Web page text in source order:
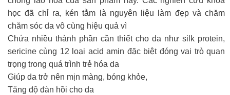
học đã chỉ ra, kén tằm là nguyên liệu làm đẹp và chăm
chăm sóc da vô cùng hiệu quả vì
Chứa nhiều thành phần cần thiết cho da như silk protein,
sericine cùng 12 loại acid amin đặc biệt đóng vai trò quan
trọng trong quá trình trẻ hóa da
Giúp da trở nên mịn màng, bóng khỏe,
Tăng độ đàn hồi cho da